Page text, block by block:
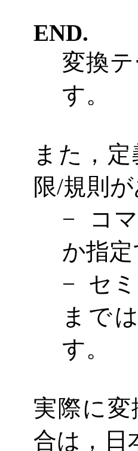
END.
変換
す。
また，
限/規則
− コ
か指
− セ
まで
す。
実際に
合は，日